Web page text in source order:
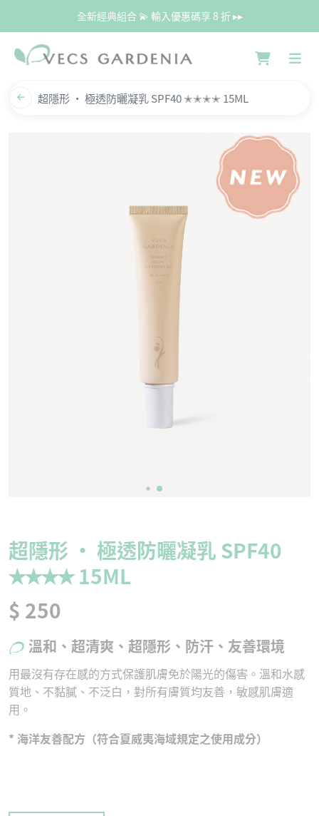
全新經典組合 💫 輸入優惠碼享 8 折 ▸▸
超隱形 · 極透防曬凝乳 SPF40 ✭✭✭✭ 15ML
超隱形 · 極透防曬凝乳 SPF40
✭✭✭✭ 15ML
$ 250
溫和、超清爽、超隱形、防汗、友善環境
用最沒有存在感的方式保護肌膚免於陽光的傷害。溫和水感
質地、不黏膩、不泛白，對所有膚質均友善，敏感肌膚適
用。
* 海洋友善配方（符合夏威夷海域規定之使用成分）